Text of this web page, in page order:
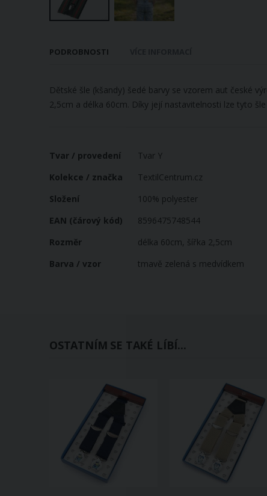
začátek
s
obrázky
PODROBNOSTI
Dětské šle (kšandy) šedé barvy se vzorem aut české
2,5cm a délka 60cm. Díky její nastavitelnosti lze tyto
Více
Tvar / provedení
Tvar Y
Kolekce / značka
TextilCentrum.cz
Složení
100% polyester
EAN (čárový kód)
8596475748544
Rozměr
délka 60cm, šířka 2,5cm
Barva / vzor
tmavě zelená s medvídkem
OSTATNÍM SE TAKÉ LÍBÍ...